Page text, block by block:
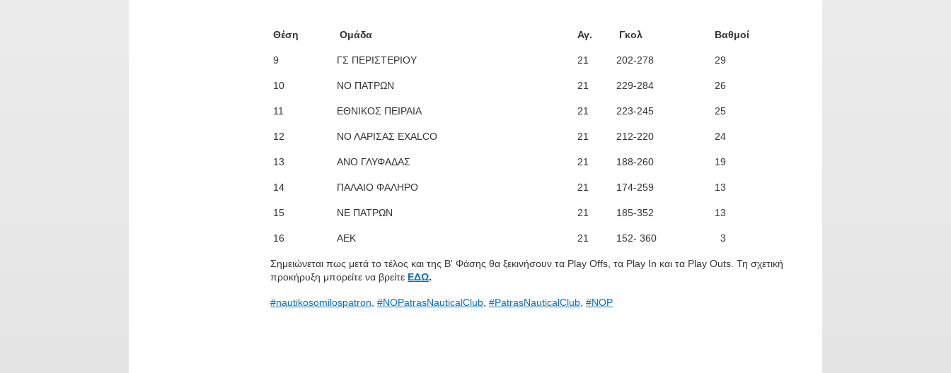
Θέση Ομάδα Αγ. Γκολ Βαθμοί
9 ΓΣ ΠΕΡΙΣΤΕΡΙΟΥ 21 202-278 29
10 ΝΟ ΠΑΤΡΩΝ 21 229-284 26
11 ΕΘΝΙΚΟΣ ΠΕΙΡΑΙΑ 21 223-245 25
12 ΝΟ ΛΑΡΙΣΑΣ EXALCO 21 212-220 24
13 ΑΝΟ ΓΛΥΦΑΔΑΣ 21 188-260 19
14 ΠΑΛΑΙΟ ΦΑΛΗΡΟ 21 174-259 13
15 ΝΕ ΠΑΤΡΩΝ 21 185-352 13
16 ΑΕΚ 21 152- 360 3
Σημειώνεται πως μετά το τέλος και της Β' Φάσης θα ξεκινήσουν τα Play Offs, τα Play In και τα Play Outs. Τη σχετική
προκήρυξη μπορείτε να βρείτε ΕΔΩ.
#nautikosomilospatron #NOPatrasNauticalClub #PatrasNauticalClub #NOP